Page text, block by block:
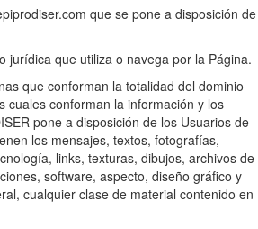
que se pone a disposición de
jurídica que utiliza o navega por la Página.
que conforman la totalidad del dominio
cuales conforman la información y los
pone a disposición de los Usuarios de
los mensajes, textos, fotografías,
links, texturas, dibujos, archivos de
software, aspecto, diseño gráfico y
cualquier clase de material contenido en